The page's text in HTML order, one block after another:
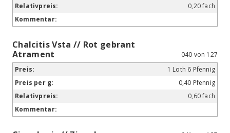
0,20 fach
Chalcitis Vsta // Rot gebrant
Atrament
040 von 127
1 Loth 6 Pfennig
0,40 Pfennig
0,60 fach